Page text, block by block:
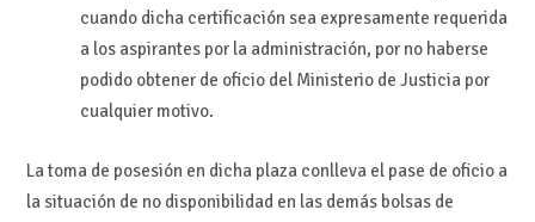
cuando dicha certificación sea expresamente requerida
a los aspirantes por la administración, por no haberse
podido obtener de oficio del Ministerio de Justicia por
cualquier motivo.
La toma de posesión en dicha plaza conlleva el pase de oficio a
la situación de no disponibilidad en las demás bolsas de